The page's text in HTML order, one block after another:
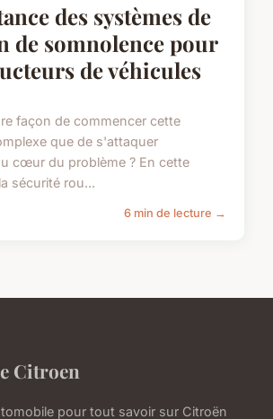
des systèmes de
de somnolence pour
de véhicules
façon de commencer cette
que de s'attaquer
cœur du problème ? En cette
sécurité rou...
6 min de lecture →
Citroen
pour tout savoir sur Citroën